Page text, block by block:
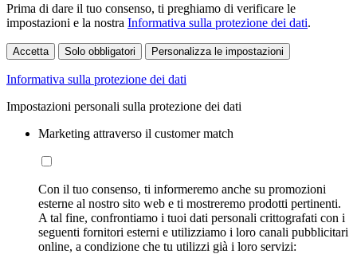
Prima di dare il tuo consenso, ti preghiamo di verificare le
impostazioni e la nostra Informativa sulla protezione dei dati.
Accetta Solo obbligatori Personalizza le impostazioni
Informativa sulla protezione dei dati
Impostazioni personali sulla protezione dei dati
Marketing attraverso il customer match
Con il tuo consenso, ti informeremo anche su promozioni
esterne al nostro sito web e ti mostreremo prodotti pertinenti.
A tal fine, confrontiamo i tuoi dati personali crittografati con i
seguenti fornitori esterni e utilizziamo i loro canali pubblicitari
online, a condizione che tu utilizzi già i loro servizi: